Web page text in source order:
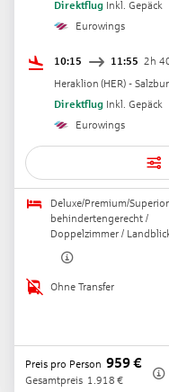
Direktflug Inkl. Gepäck
Eurowings
10:15 11:55 2h
Heraklion (HER) -
Direktflug Inkl. Gepäck
Eurowings
Deluxe/Premium/
behindertengerecht /
Doppelzimmer /
Ohne Transfer
Preis pro Person 959€
Gesamtpreis 1.918 €